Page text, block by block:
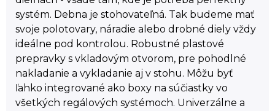
systém. Debna je stohovateľná. Tak budeme mať
svoje polotovary, náradie alebo drobné diely vždy
ideálne pod kontrolou. Robustné plastové
prepravky s vkladovým otvorom, pre pohodlné
nakladanie a vykladanie aj v stohu. Môžu byť
ľahko integrované ako boxy na súčiastky vo
všetkých regálových systémoch. Univerzálne a